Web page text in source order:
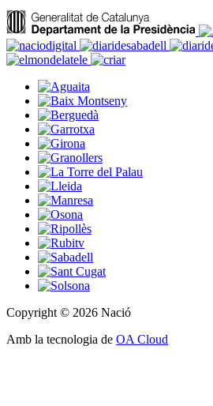
Copyright © 2026 Nació
Amb la tecnologia de OA Cloud